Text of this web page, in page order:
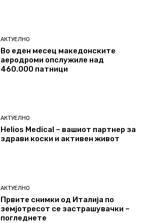
АКТУЕЛНО
Во еден месец македонските
аеродроми опслужиле над
460.000 патници
АКТУЕЛНО
Helios Medical – вашиот партнер за
здрави коски и активен живот
АКТУЕЛНО
Првите снимки од Италија по
земјотресот се застрашувачки –
погледнете